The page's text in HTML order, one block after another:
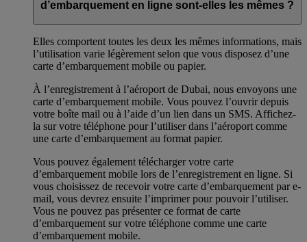
d’embarquement en ligne sont-elles les mêmes ?
Elles comportent toutes les deux les mêmes informations, mais
l’utilisation varie légèrement selon que vous disposez d’une
carte d’embarquement mobile ou papier.
À l’enregistrement à l’aéroport de Dubai, nous envoyons une
carte d’embarquement mobile. Vous pouvez l’ouvrir depuis
votre boîte mail ou à l’aide d’un lien dans un SMS. Affichez-
la sur votre téléphone pour l’utiliser dans l’aéroport comme
une carte d’embarquement au format papier.
Vous pouvez également télécharger votre carte
d’embarquement mobile lors de l’enregistrement en ligne. Si
vous choisissez de recevoir votre carte d’embarquement par e-
mail, vous devrez ensuite l’imprimer pour pouvoir l’utiliser.
Vous ne pouvez pas présenter ce format de carte
d’embarquement sur votre téléphone comme une carte
d’embarquement mobile.